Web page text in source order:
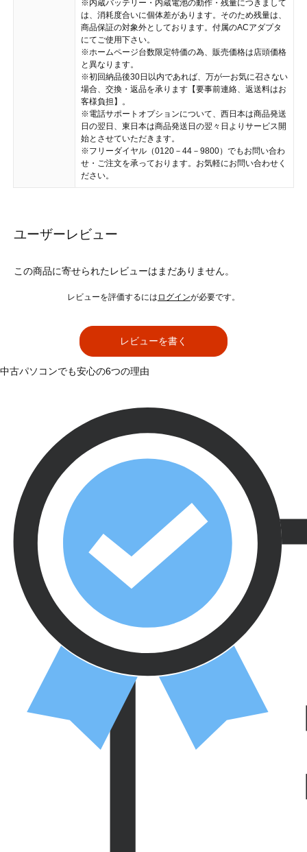
※内蔵バッテリー・内蔵電池の動作・残量につきまして
は、消耗度合いに個体差があります。そのため残量は、
商品保証の対象外としております。付属のACアダプタ
にてご使用下さい。
※ホームページ台数限定特価の為、販売価格は店頭価格
と異なります。
※初回納品後30日以内であれば、万が一お気に召さない
場合、交換・返品を承ります【要事前連絡、返送料はお
客様負担】。
※電話サポートオプションについて、西日本は商品発送
日の翌日、東日本は商品発送日の翌々日よりサービス開
始とさせていただきます。
※フリーダイヤル（0120－44－9800）でもお問い合わ
せ・ご注文を承っております。お気軽にお問い合わせく
ださい。
ユーザーレビュー
この商品に寄せられたレビューはまだありません。
レビューを評価するには ログインが必要です。
レビューを書く
中古パソコンでも安心の6つの理由